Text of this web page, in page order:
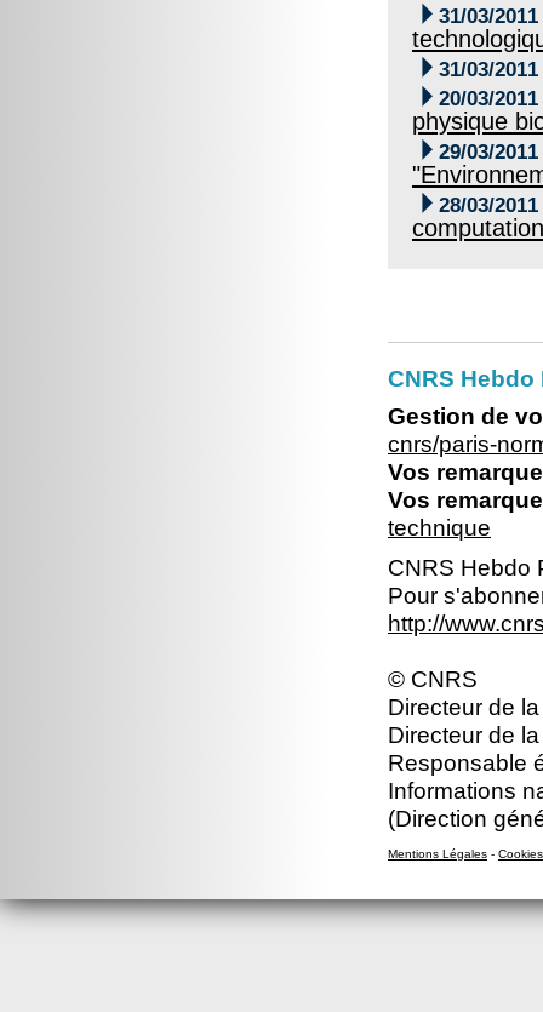
 31/03/2011
 31/03/2011
 20/03/2011
physique
 29/03/2011
 28/03/2011
CNRS
Gestion de
cnrs/paris-
Vos
Vos
technique
CNRS Hebdo
Pour
http://
© CNRS
Directeur de
Directeur de
Responsable
Informations
(Direction
Mentions Légales - Cookies